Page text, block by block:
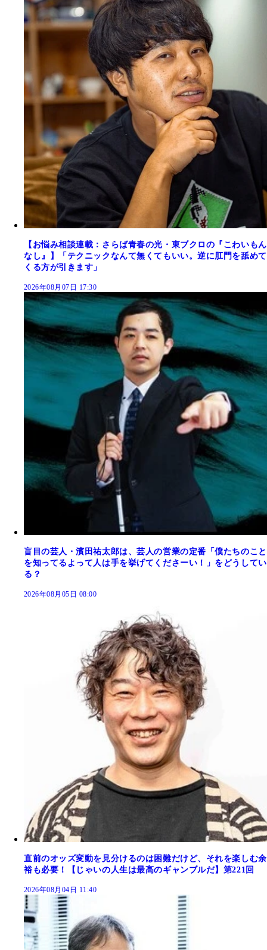
【お悩み相談連載：さらば青春の光・東ブクロの『こわいもん
なし』】「テクニックなんて無くてもいい。逆に肛門を舐めて
くる方が引きます」
2026年08月07日 17:30
盲目の芸人・濱田祐太郎は、芸人の営業の定番「僕たちのこと
を知ってるよって人は手を挙げてくださーい！」をどうしてい
る？
2026年08月05日 08:00
直前のオッズ変動を見分けるのは困難だけど、それを楽しむ余
裕も必要！【じゃいの人生は最高のギャンブルだ】第221回
2026年08月04日 11:40